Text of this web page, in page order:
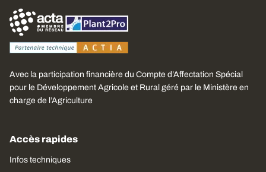
Avec la participation financière du Compte d’Affectation Spécial
pour le Développement Agricole et Rural géré par le Ministère en
charge de l’Agriculture
Accès rapides
Infos techniques